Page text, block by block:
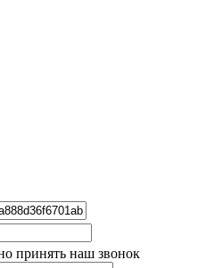
принять наш звонок